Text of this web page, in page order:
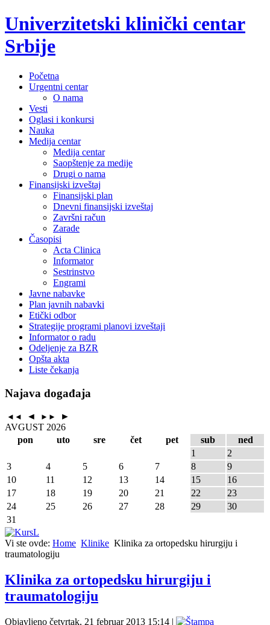
Univerzitetski klinički centar
Srbije
Početna
Urgentni centar
O nama
Vesti
Oglasi i konkursi
Nauka
Medija centar
Medija centar
Saopštenje za medije
Drugi o nama
Finansijski izveštaj
Finansijski plan
Dnevni finansijski izveštaj
Završni račun
Zarade
Časopisi
Acta Clinica
Informator
Sestrinstvo
Engrami
Javne nabavke
Plan javnih nabavki
Etički odbor
Strategije programi planovi izveštaji
Informator o radu
Odeljenje za BZR
Opšta akta
Liste čekanja
Najava događaja
◄◄ ◄ ►►
►
AVGUST 2026
pon
uto sre čet pet sub
ned
1
2
3
4 5 6 7 8
9
10
11 12 13 14 15
16
17
18 19 20 21 22
23
24
25 26 27 28 29
30
31
Vi ste ovde: Home Klinike Klinika za ortopedsku hirurgiju i
traumatologiju
Klinika za ortopedsku hirurgiju i
traumatologiju
Objavljeno četvrtak, 21 februar 2013 15:14 |